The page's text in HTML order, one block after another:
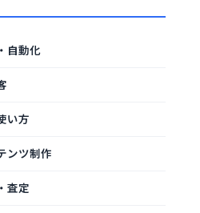
自動化
い方
ンツ制作
査定